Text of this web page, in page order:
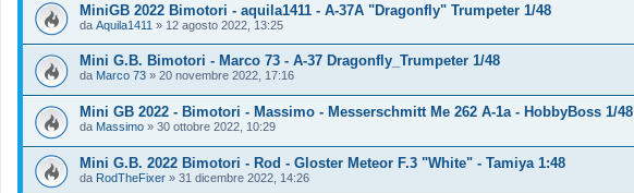
MiniGB 2022 Bimotori - aquila1411 - A-37A "Dragonfly" Trumpeter 1/48
da Aquila1411 » 12 agosto 2022, 13:25
Mini G.B. Bimotori - Marco 73 - A-37 Dragonfly_Trumpeter 1/48
da Marco 73 » 20 novembre 2022, 17:16
Mini GB 2022 - Bimotori - Massimo - Messerschmitt Me 262 A-1a - HobbyBoss 1/48
da Massimo » 30 ottobre 2022, 10:29
Mini G.B. 2022 Bimotori - Rod - Gloster Meteor F.3 "White" - Tamiya 1:48
da RodTheFixer » 31 dicembre 2022, 14:26